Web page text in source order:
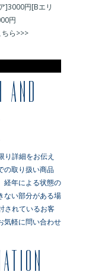
]3000円[Bエリ
円
ら>>>
り詳細をお伝え
の取り扱い商品
経年による状態の
ない部分がある場
されているお客
気軽に問い合わせ